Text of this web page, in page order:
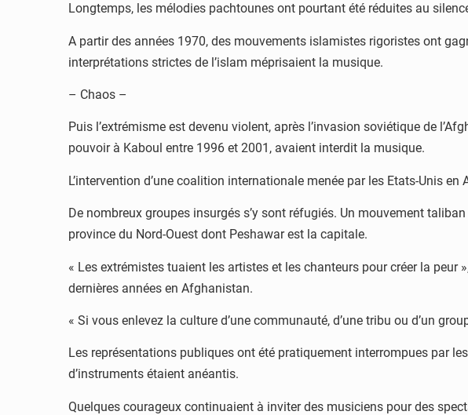
Longtemps, les mélodies pachtounes ont pourtant été réduites au
A partir des années 1970, des mouvements islamistes rigoristes ont
interprétations strictes de l’islam méprisaient la musique.
– Chaos –
Puis l’extrémisme est devenu violent, après l’invasion soviétique de
pouvoir à Kaboul entre 1996 et 2001, avaient interdit la musique.
L’intervention d’une coalition internationale menée par les Etats-Unis
De nombreux groupes insurgés s’y sont réfugiés. Un mouvement
province du Nord-Ouest dont Peshawar est la capitale.
« Les extrémistes tuaient les artistes et les chanteurs pour créer la peur
dernières années en Afghanistan.
« Si vous enlevez la culture d’une communauté, d’une tribu ou d’un
Les représentations publiques ont été pratiquement interrompues par
d’instruments étaient anéantis.
Quelques courageux continuaient à inviter des musiciens pour des